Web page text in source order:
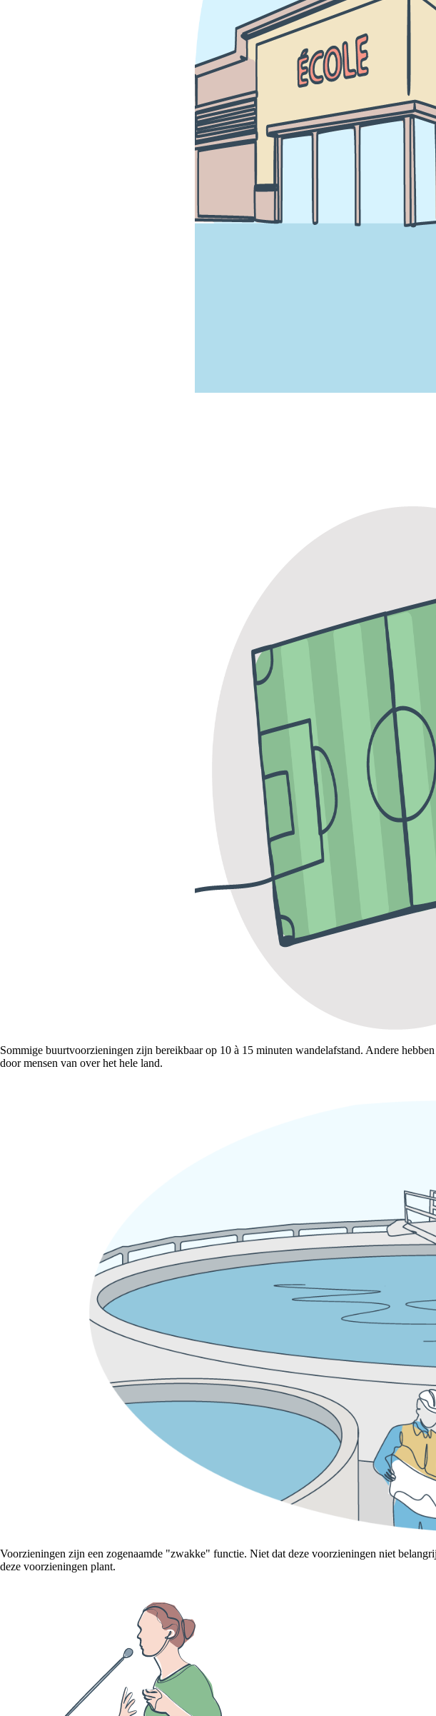
Sommige buurtvoorzieningen zijn bereikbaar op 10 à 15 minuten wandelafstand. Andere
door mensen van over het hele land.
Voorzieningen zijn een zogenaamde "zwakke" functie. Niet dat deze voorzieningen niet
deze voorzieningen plant.